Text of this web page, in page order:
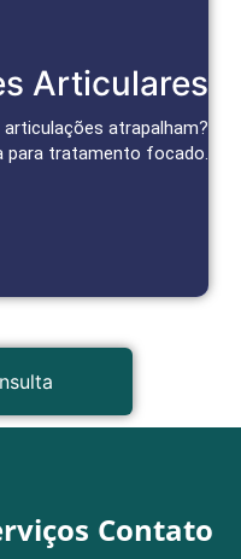
Articulares
atrapalham?
para tratamento focado.
da dor e recuperação
Contato